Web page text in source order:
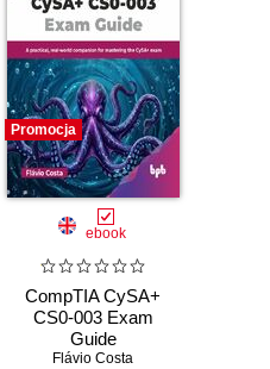
Promocja
ebook
CompTIA CySA+
CS0-003 Exam
Guide
Flávio Costa